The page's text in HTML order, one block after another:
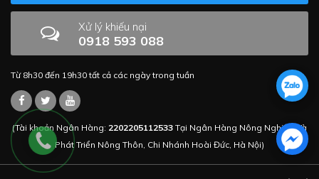
Xử lý khiếu nại
0918 593 088
Từ 8h30 đến 19h30 tất cả các ngày trong tuần
(Tài khoản Ngân Hàng: 2202205112533 Tại Ngân Hàng Nông Nghiệp Và
Phát Triển Nông Thôn, Chi Nhánh Hoài Đức, Hà Nội)